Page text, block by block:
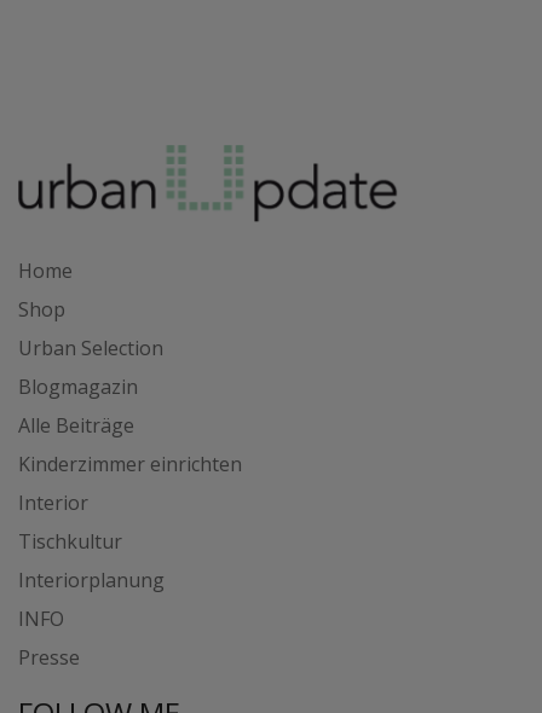
Home
Shop
Urban Selection
Blogmagazin
Alle Beiträge
Kinderzimmer einrichten
Interior
Tischkultur
Interiorplanung
INFO
Presse